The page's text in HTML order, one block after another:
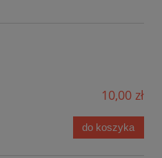
10,00 zł
do koszyka